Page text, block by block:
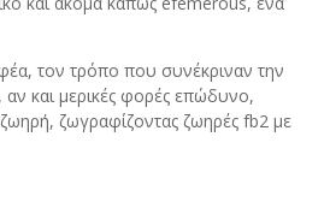
τον τρόπο που συνέκριναν την
και μερικές φορές επώδυνο,
ζωγραφίζοντας ζωηρές fb2 με